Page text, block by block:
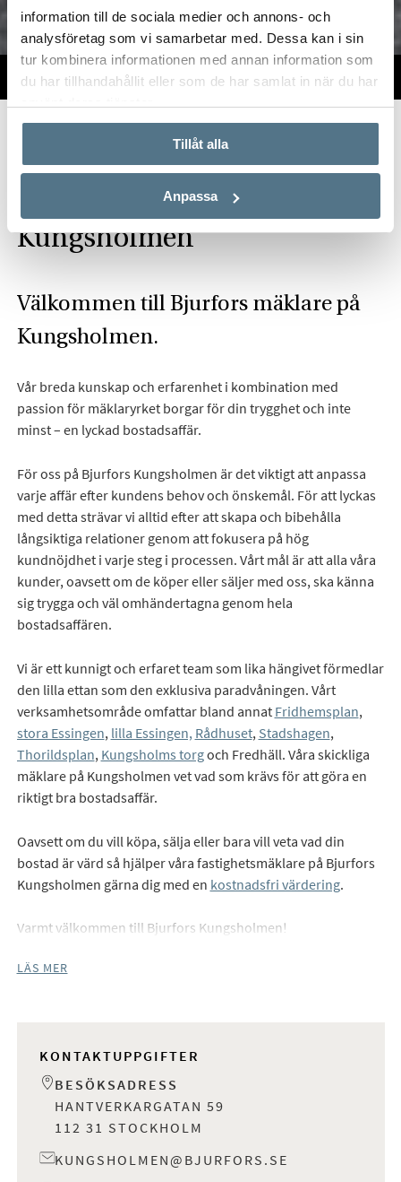
information till de sociala medier och annons- och
analysföretag som vi samarbetar med. Dessa kan i sin
tur kombinera informationen med annan information som
du har tillhandahållit eller som de har samlat in när du har
Tillåt alla
Anpassa
TILL SALU VI PÅ KONTORET VÄRDERA
Hitta mäklare på
Kungsholmen
Välkommen till Bjurfors mäklare på
Kungsholmen.
Vår breda kunskap och erfarenhet i kombination med
passion för mäklaryrket borgar för din trygghet och inte
minst – en lyckad bostadsaffär.
För oss på Bjurfors Kungsholmen är det viktigt att anpassa
varje affär efter kundens behov och önskemål. För att lyckas
med detta strävar vi alltid efter att skapa och bibehålla
långsiktiga relationer genom att fokusera på hög
kundnöjdhet i varje steg i processen. Vårt mål är att alla våra
kunder, oavsett om de köper eller säljer med oss, ska känna
sig trygga och väl omhändertagna genom hela
bostadsaffären.
Vi är ett kunnigt och erfaret team som lika hängivet förmedlar
den lilla ettan som den exklusiva paradvåningen. Vårt
verksamhetsområde omfattar bland annat Fridhemsplan,
stora Essingen, lilla Essingen, Rådhuset, Stadshagen,
Thorildsplan, Kungsholms torgoch Fredhäll. Våra skickliga
mäklare på Kungsholmen vet vad som krävs för att göra en
riktigt bra bostadsaffär.
Oavsett om du vill köpa, sälja eller bara vill veta vad din
bostad är värd så hjälper våra fastighetsmäklare på Bjurfors
Kungsholmen gärna dig med en kostnadsfri värdering.
Varmt välkommen till Bjurfors Kungsholmen!
LÄS MER
KONTAKTUPPGIFTER
BESÖKSADRESS
HANTVERKARGATAN 59
112 31 STOCKHOLM
KUNGSHOLMEN@BJURFORS.SE